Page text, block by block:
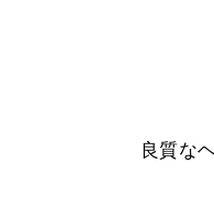
良質な